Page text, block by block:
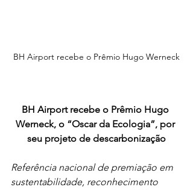
BH Airport recebe o Prêmio Hugo Werneck
BH Airport recebe o Prêmio Hugo
Werneck, o “Oscar da Ecologia”, por
seu projeto de descarbonização
Referência nacional de premiação em
sustentabilidade, reconhecimento